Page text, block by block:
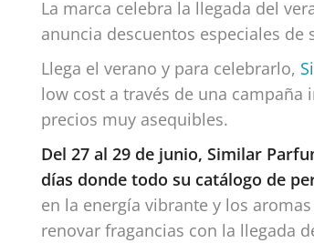
La marca celebra la llegada del
anuncia descuentos especiales
Llega el verano y para celebrarlo,
low cost a través de una
precios muy asequibles.
Del 27 al 29 de junio, Similar
días donde todo su catálogo de
en la energía vibrante y los
renovar fragancias con la llegada